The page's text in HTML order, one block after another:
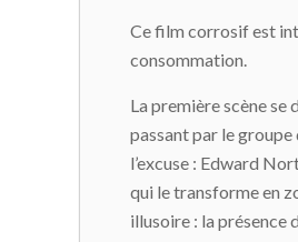
Ce film corrosif est
consommation.
La première scène
passant par le
l’excuse : Edward
qui le transforme en
illusoire : la présence